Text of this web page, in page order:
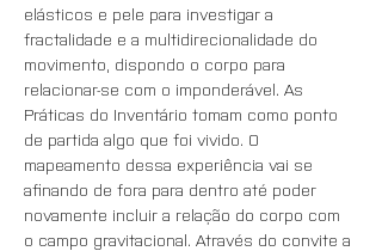
elásticos e pele para investigar a
fractalidade e a multidirecionalidade do
movimento, dispondo o corpo para
relacionar-se com o imponderável. As
Práticas do Inventário tomam como ponto
de partida algo que foi vivido. O
mapeamento dessa experiência vai se
afinando de fora para dentro até poder
novamente incluir a relação do corpo com
o campo gravitacional. Através do convite a